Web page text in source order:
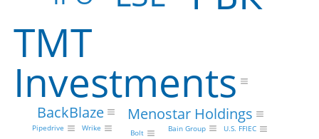
TMT
Investments
BackBlaze Menostar Holdings
Pipedrive Wrike Bolt Bain Group U.S. FFIEC